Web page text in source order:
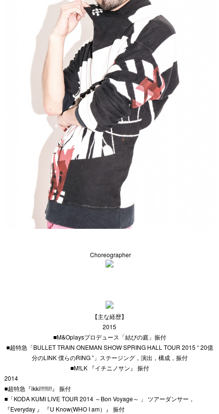
Choreographer
【主な経歴】
2015
■M&Oplaysプロデュース「結びの庭」振付
■超特急「BULLET TRAIN ONEMAN SHOW SPRING HALL TOUR 2015 “ 20億
分のLINK 僕らのRING ”」ステージング，演出，構成，振付
■M!LK 『イチニノサン』 振付
2014
■超特急『ikki!!!!!i!!』 振付
■「KODA KUMI LIVE TOUR 2014 ～Bon Voyage～ 」 ツアーダンサー，
『Everyday 』 『U Know(WHO I am）』 振付